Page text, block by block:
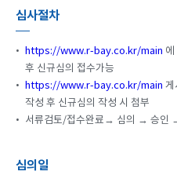
심사절차
• https://www.r-bay.co.kr/main
후 신규심의 접수가능
• https://www.r-bay.co.kr/main 게
작성 후 신규심의 작성 시 첨부
• 서류검토/접수완료→ 심의 → 승인
심의일